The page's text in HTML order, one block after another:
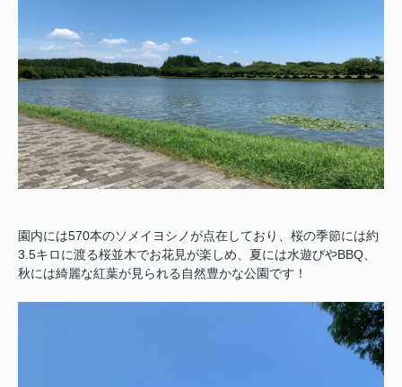
園内には570本のソメイヨシノが点在しており、桜の季節には約
3.5キロに渡る桜並木でお花見が楽しめ、 夏には水遊びやBBQ、
秋には綺麗な紅葉が見られる自然豊かな公園です！